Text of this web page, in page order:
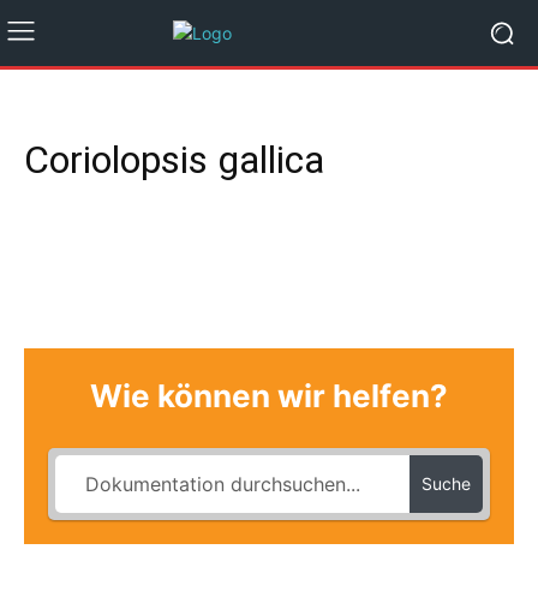
Coriolopsis gallica
Wie können wir helfen?
Suche